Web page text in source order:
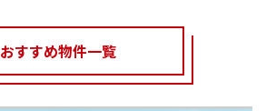
おすすめ物件一覧